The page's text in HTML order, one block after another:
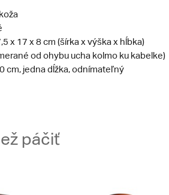
x 17 x 8 cm (šírka x výška x hĺbka)
od ohybu ucha kolmo ku kabelke)
cm, jedna dĺžka, odnímateľný
páčiť